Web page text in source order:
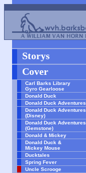
Storys
Cover
Carl Barks Library
Gyro Gearloose
Donald Duck
Donald Duck Adventures
Donald Duck Adventures
(Disney)
Donald Duck Adventures
(Gemstone)
Donald & Mickey
Donald Duck &
Mickey Mouse
Ducktales
Spring Fever
Uncle Scrooge